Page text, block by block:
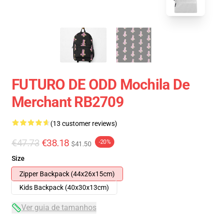
FUTURO DE ODD Mochila De
Merchant RB2709
(13 customer reviews)
€47.73 €38.18 $41.50 -20%
Size
Zipper Backpack (44x26x15cm)
Kids Backpack (40x30x13cm)
Ver guia de tamanhos